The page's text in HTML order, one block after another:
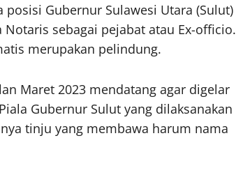
Gubernur Sulawesi Utara (Sulut)
sebagai pejabat atau Ex-officio.
merupakan pelindung.
Maret 2023 mendatang agar digelar
Gubernur Sulut yang dilaksanakan
tinju yang membawa harum nama